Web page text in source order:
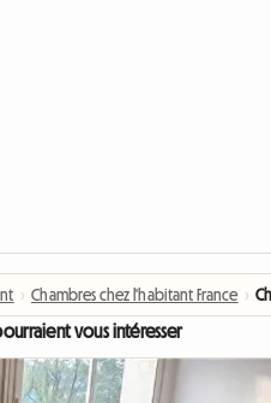
› Chambres chez l'habitant France ›
vous intéresser